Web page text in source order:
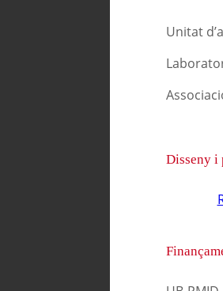
Unitat
Disseny i